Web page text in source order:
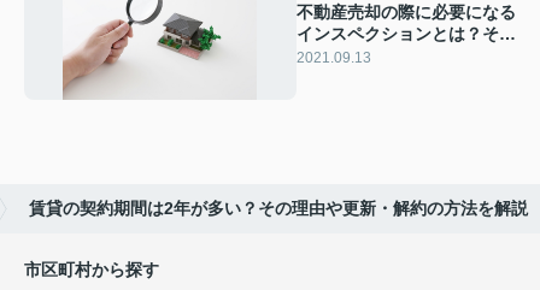
不動産売却の際に必要になる
インスペクションとは？その
目的やメリットをご紹介
2021.09.13
賃貸の契約期間は2年が多い？その理由や更新・解約の方法を解説
市区町村から探す